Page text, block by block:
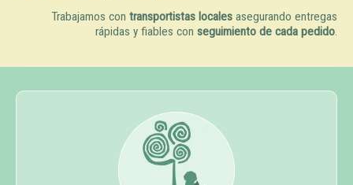
Trabajamos con transportistas locales asegurando entregas
rápidas y fiables con seguimiento de cada pedido.